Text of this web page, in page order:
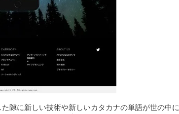
隙に新しい技術や新しいカタカナの単語が世の中に